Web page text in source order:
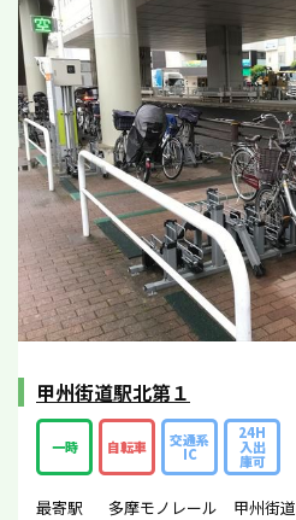
甲州街道駅北第１
一時 自転車 交通系
IC
24H
入出
庫可
最寄駅
多摩モノレール 甲州街道